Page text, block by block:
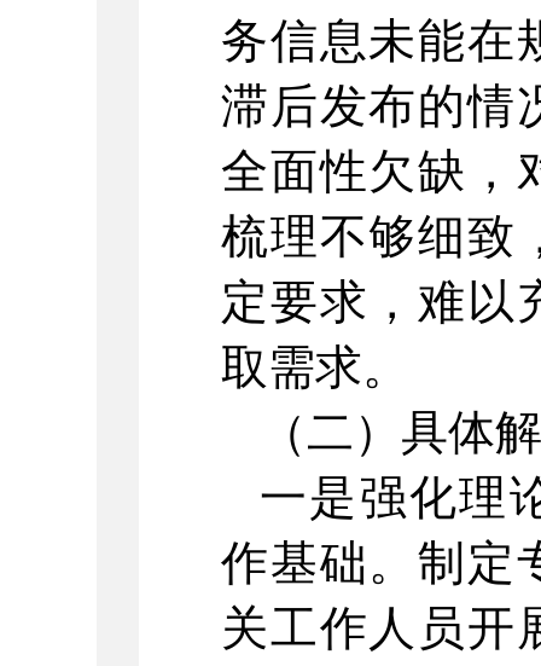
务信息未能在
滞后发布的情
全面性欠缺，
梳理不够细致
定要求，难以
取需求。
（二）具体
一是强化理
作基础。制定
关工作人员开